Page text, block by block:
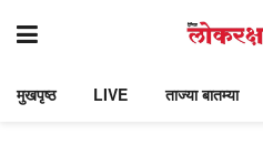
मुखपृष्ठ LIVE ताज्या बातम्या